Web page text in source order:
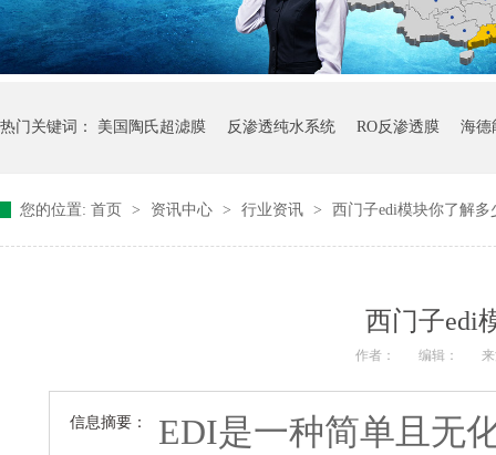
热门关键词： 美国陶氏超滤膜 反渗透纯水系统 RO反渗透膜 海德
您的位置: 首页 > 资讯中心 > 行业资讯 > 西门子edi模块你了解多
西门子edi
作者： 编辑：
信息摘要：
EDI是一种简单且无